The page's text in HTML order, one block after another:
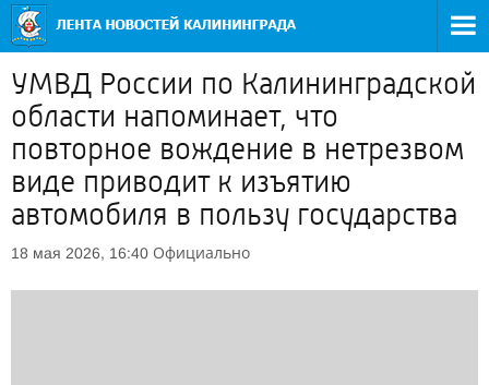
УМВД России по Калининградской
области напоминает, что
повторное вождение в нетрезвом
виде приводит к изъятию
автомобиля в пользу государства
18 мая 2026, 16:40 Официально